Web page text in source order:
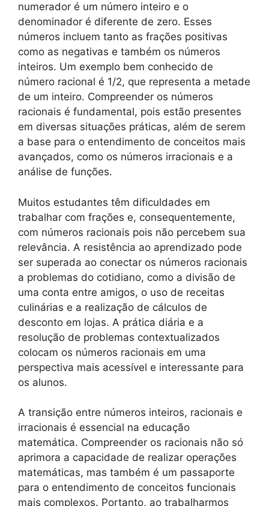
numerador é um número inteiro e o
denominador é diferente de zero. Esses
números incluem tanto as frações positivas
como as negativas e também os números
inteiros. Um exemplo bem conhecido de
número racional é 1/2, que representa a metade
de um inteiro. Compreender os números
racionais é fundamental, pois estão presentes
em diversas situações práticas, além de serem
a base para o entendimento de conceitos mais
avançados, como os números irracionais e a
análise de funções.
Muitos estudantes têm dificuldades em
trabalhar com frações e, consequentemente,
com números racionais pois não percebem sua
relevância. A resistência ao aprendizado pode
ser superada ao conectar os números racionais
a problemas do cotidiano, como a divisão de
uma conta entre amigos, o uso de receitas
culinárias e a realização de cálculos de
desconto em lojas. A prática diária e a
resolução de problemas contextualizados
colocam os números racionais em uma
perspectiva mais acessível e interessante para
os alunos.
A transição entre números inteiros, racionais e
irracionais é essencial na educação
matemática. Compreender os racionais não só
aprimora a capacidade de realizar operações
matemáticas, mas também é um passaporte
para o entendimento de conceitos funcionais
mais complexos. Portanto, ao trabalharmos